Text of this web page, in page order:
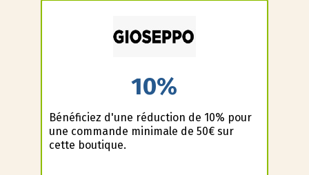
10%
Bénéficiez d'une réduction de 10% pour
une commande minimale de 50€ sur
cette boutique.